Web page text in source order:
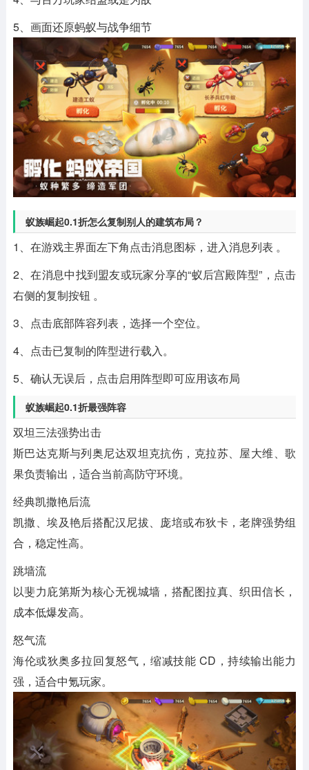
5、画面还原蚂蚁与战争细节
蚁族崛起0.1折怎么复制别人的建筑布局？
1、在游戏主界面左下角点击‌消息图标‌，进入消息列表 。
2、在消息中找到盟友或玩家分享的“蚁后宫殿阵型”，点击
右侧的‌复制‌按钮 。
3、点击底部‌阵容列表‌，选择一个‌空位‌。
4、点击已复制的阵型进行‌载入‌。
5、确认无误后，点击‌启用阵型‌即可应用该布局
蚁族崛起0.1折最强阵容
双坦三法强势出击
斯巴达克斯与列奥尼达双坦克抗伤，克拉苏、屋大维、歌
果负责输出，适合当前高防守环境。
经典凯撒艳后流
凯撒、埃及艳后搭配汉尼拔、庞培或布狄卡，老牌强势组
合，稳定性高。
跳墙流
以斐力庇第斯为核心无视城墙，搭配图拉真、织田信长，
成本低爆发高。
怒气流
海伦或狄奥多拉回复怒气，缩减技能 CD，持续输出能力
强，适合中氪玩家。